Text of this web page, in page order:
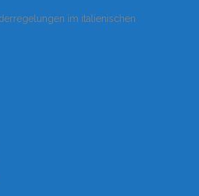
im italienischen